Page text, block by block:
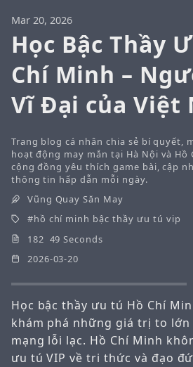
Mar 20, 2026
Học Bậc Thầy
Chí Minh –
Vĩ Đại của Việt
Trang blog cá nhân chia sẻ bí quyết,
hoạt động may mắn tại Hà Nội và
cộng đồng yêu thích game bài, cập
thông tin hấp dẫn mỗi ngày.
Vũng Quay Săn May
hồ chí minh bậc thầy ưu tú vip
182 49 Seconds
2026-03-20
Học bậc thầy ưu tú Hồ Chí
khám phá những giá trị to lớn
mạng lỗi lạc. Hồ Chí Minh
ưu tú VIP về tri thức và đạo